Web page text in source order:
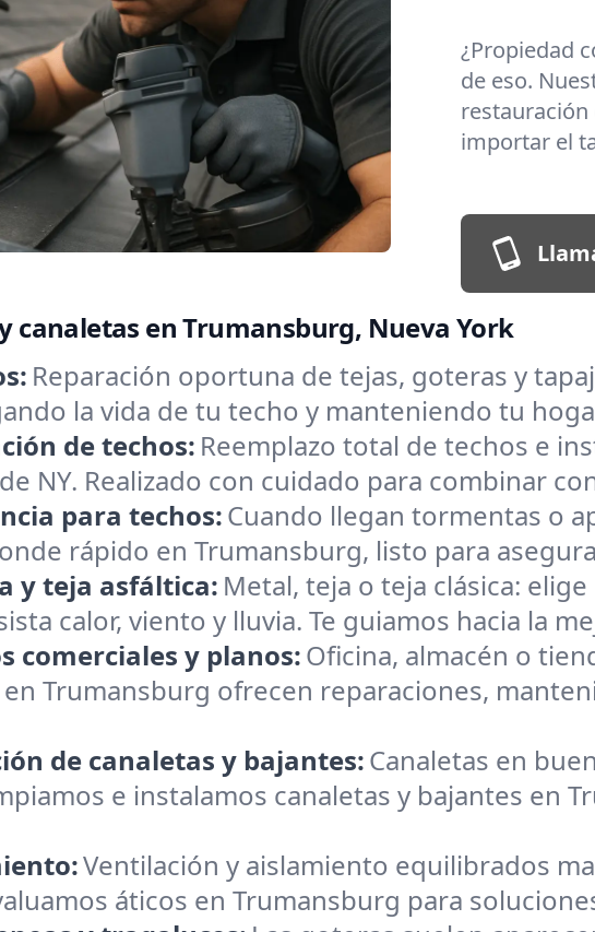
¿Propiedad
de eso.
restauración
importar el
canaletas en Trumansburg, Nueva York
Reparación oportuna de tejas, goteras y
la vida de tu techo y manteniendo tu
de techos: Reemplazo total de techos e
NY. Realizado con cuidado para combinar
para techos:Cuando llegan tormentas o
rápido en Trumansburg, listo para
y teja asfáltica: Metal, teja o teja clásica:
calor, viento y lluvia. Te guiamos hacia la
comerciales y planos:Oficina, almacén o
Trumansburg ofrecen reparaciones,
de canaletas y bajantes:Canaletas en
e instalamos canaletas y bajantes en
Ventilación y aislamiento equilibrados
áticos en Trumansburg para